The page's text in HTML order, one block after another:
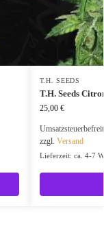
T.H. SEEDS
T.H. Seeds
25,00 €
zzgl. Versand
Lieferzeit: ca. 4-7